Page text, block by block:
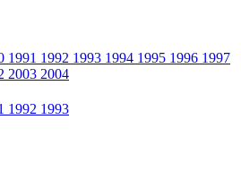
1991 1992 1993 1994 1995 1996 1997
2003 2004
1992 1993